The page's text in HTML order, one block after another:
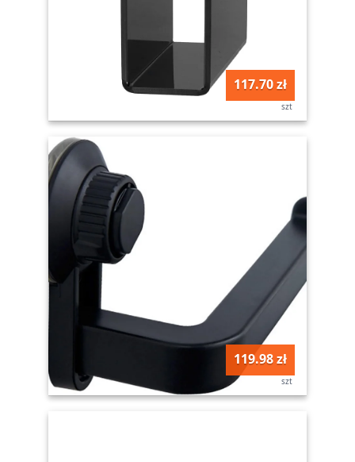
117.70 zł
szt
119.98 zł
szt